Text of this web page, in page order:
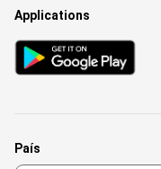
Applications
País